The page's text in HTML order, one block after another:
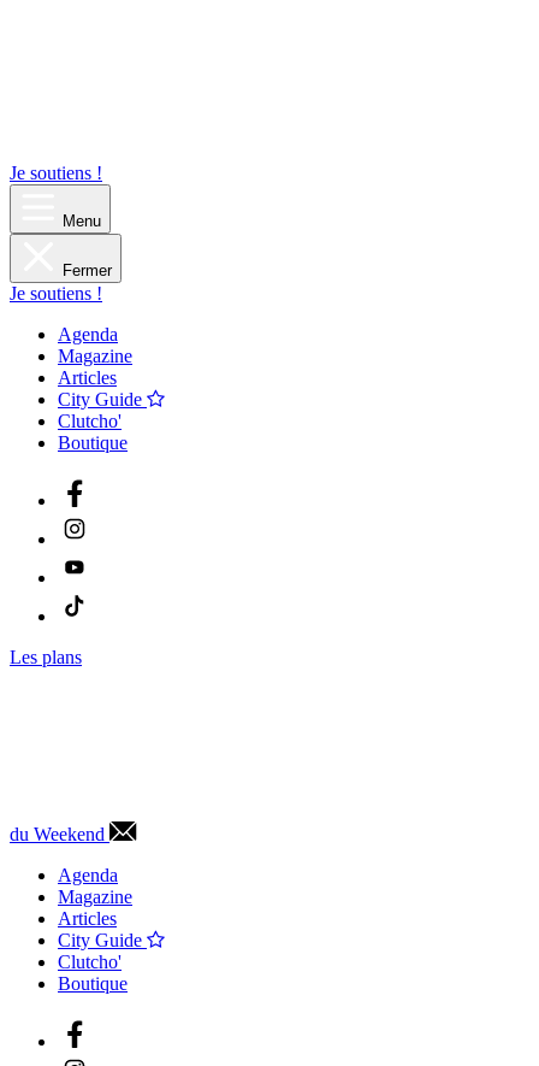
Je soutiens !
Menu
Fermer
Je soutiens !
Agenda
Magazine
Articles
City Guide
Clutcho'
Boutique
Les plans
du Weekend
Agenda
Magazine
Articles
City Guide
Clutcho'
Boutique